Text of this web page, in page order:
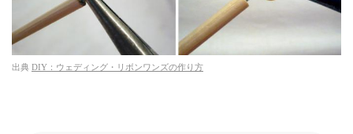
出典 DIY：ウェディング・リボンワンズの作り方